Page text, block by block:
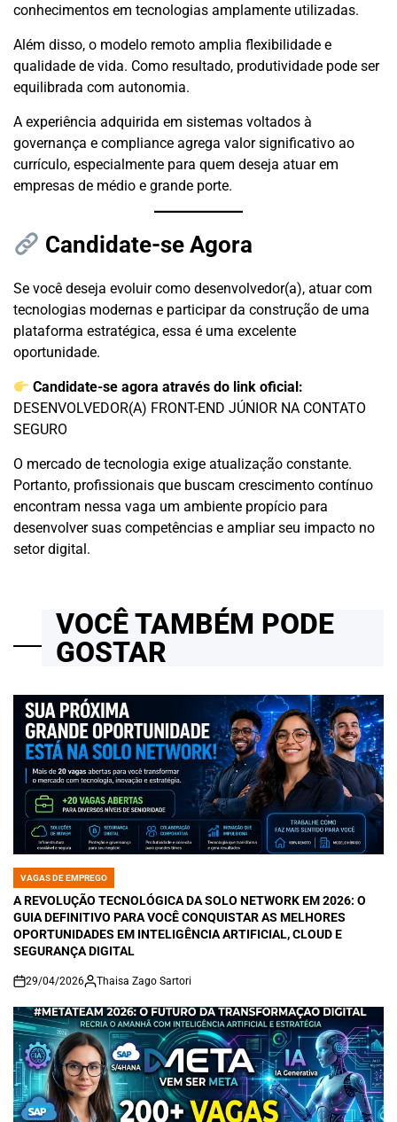
conhecimentos em tecnologias amplamente utilizadas.
Além disso, o modelo remoto amplia flexibilidade e
qualidade de vida. Como resultado, produtividade pode ser
equilibrada com autonomia.
A experiência adquirida em sistemas voltados à
governança e compliance agrega valor significativo ao
currículo, especialmente para quem deseja atuar em
empresas de médio e grande porte.
Candidate-se Agora
Se você deseja evoluir como desenvolvedor(a), atuar com
tecnologias modernas e participar da construção de uma
plataforma estratégica, essa é uma excelente
oportunidade.
Candidate-se agora através do link oficial:
DESENVOLVEDOR(A) FRONT-END JÚNIOR NA CONTATO
SEGURO
O mercado de tecnologia exige atualização constante.
Portanto, profissionais que buscam crescimento contínuo
encontram nessa vaga um ambiente propício para
desenvolver suas competências e ampliar seu impacto no
setor digital.
VOCÊ TAMBÉM PODE
GOSTAR
POSTED
IN
VAGAS DE EMPREGO
A REVOLUÇÃO TECNOLÓGICA DA SOLO NETWORK EM 2026: O
GUIA DEFINITIVO PARA VOCÊ CONQUISTAR AS MELHORES
OPORTUNIDADES EM INTELIGÊNCIA ARTIFICIAL, CLOUD E
SEGURANÇA DIGITAL
on
29/04/2026 Thaisa Zago Sartori